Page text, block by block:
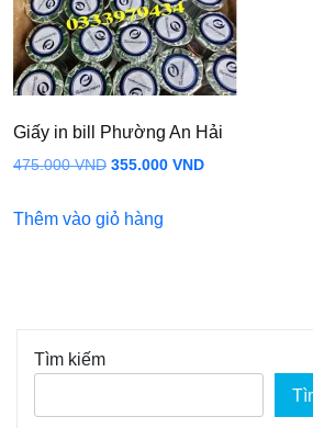
Giấy in bill Phường An Hải
475.000VND Giá
là:
355.000 VNDGiá
Thêm vào giỏ hàng
Tìm kiếm